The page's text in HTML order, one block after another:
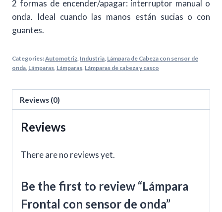
2 formas de encender/apagar: interruptor manual o
onda. Ideal cuando las manos están sucias o con
guantes.
Categories:Automotriz, Industria, Lámpara de Cabeza con sensor de
onda, Lámparas, Lámparas, Lámparas de cabeza y casco
Reviews (0)
Reviews
There are no reviews yet.
Be the first to review “Lámpara
Frontal con sensor de onda”